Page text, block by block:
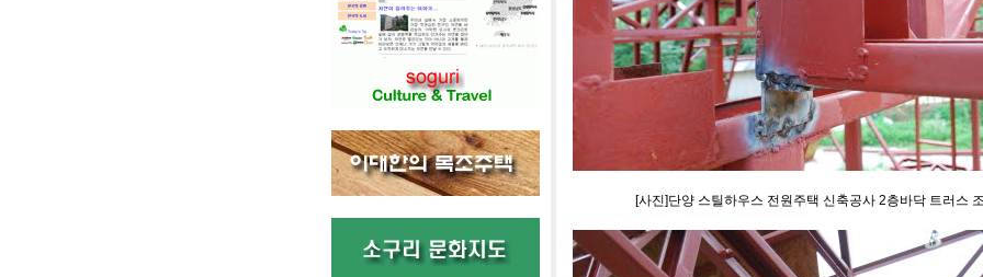
[사진]단양 스틸하우스 전원주택 신축공사 2층바닥 트러스